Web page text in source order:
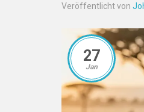
Veröffentlicht von
27
Jan